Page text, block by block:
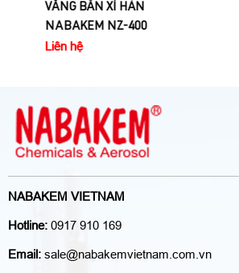
VĂNG BẮN XỈ HÀN
NABAKEM NZ-400
Liên hệ
NABAKEM VIETNAM
Hotline: 0917 910 169
Email: sale@nabakemvietnam.com.vn